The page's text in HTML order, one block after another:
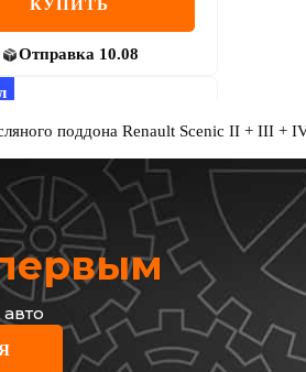
КУПИТЬ
Отправка 10.08
масла Renault Trafic
поддона Renault Scenic II + III +